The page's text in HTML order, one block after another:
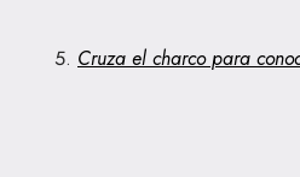
Cruza el charco para